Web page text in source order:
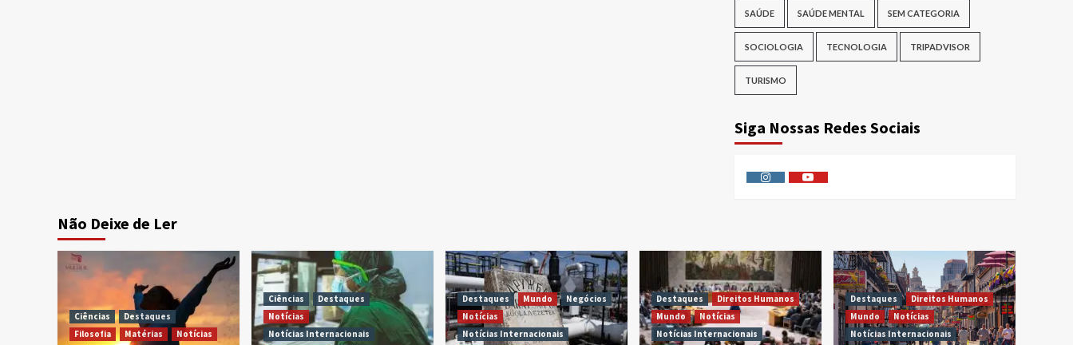
SAÚDE SAÚDE MENTAL SEM CATEGORIA
SOCIOLOGIA TECNOLOGIA TRIPADVISOR
TURISMO
Siga Nossas Redes Sociais
InstagramYoutube
Não Deixe de Ler
Ciências
Destaques
Filosofia
Matérias
Notícias
Ciências
Destaques
Notícias
Notícias Internacionais
Destaques Mundo
Negócios
Notícias
Notícias Internacionais
Destaques
Direitos Humanos
Mundo
Notícias
Notícias Internacionais
Destaques
Direitos Humanos
Mundo
Notícias
Notícias Internacionais